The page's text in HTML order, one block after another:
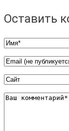
Оставить